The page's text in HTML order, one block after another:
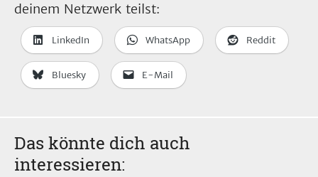
deinem Netzwerk teilst:
LinkedIn WhatsApp Reddit
Bluesky E-Mail
Das könnte dich auch
interessieren: